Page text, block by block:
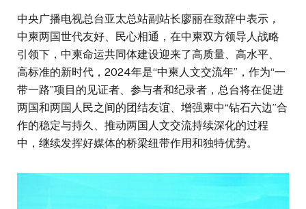
中央广播电视总台亚太总站副站长廖丽在致辞中表示，
中柬两国世代友好、民心相通，在中柬双方领导人战略
引领下，中柬命运共同体建设迎来了高质量、高水平、
高标准的新时代，2024年是“中柬人文交流年”，作为“一
带一路”项目的见证者、参与者和纪录者，总台将在促进
两国和两国人民之间的团结友谊、增强柬中“钻石六边”合
作的稳定与持久、推动两国人文交流持续深化的过程
中，继续发挥好媒体的桥梁纽带作用和独特优势。